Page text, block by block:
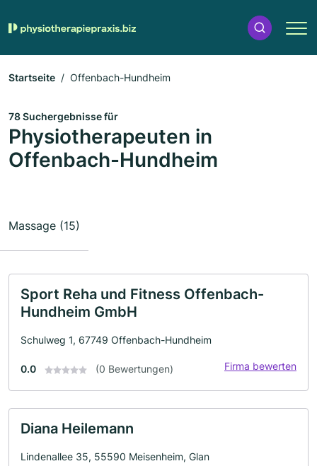
Startseite Offenbach-Hundheim
78 Suchergebnisse für
Physiotherapeuten in
Offenbach-Hundheim
Massage (15)
Sport Reha und Fitness Offenbach-
Hundheim GmbH
Schulweg 1, 67749 Offenbach-Hundheim
0.0 (0 Bewertungen) Firma bewerten
Diana Heilemann
Lindenallee 35, 55590 Meisenheim, Glan